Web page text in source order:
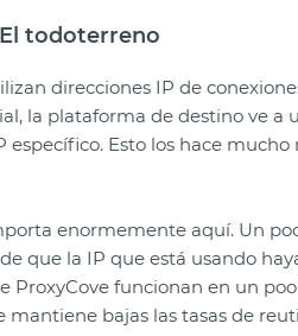
todoterreno
direcciones IP de
la plataforma de destino ve
específico. Esto los hace
enormemente aquí. Un
que la IP que está usando
ProxyCove funcionan en un
mantiene bajas las tasas de